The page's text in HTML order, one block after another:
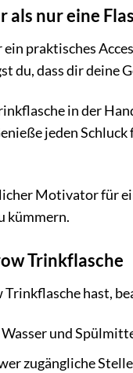
als nur eine
praktisches
du, dass dir deine
in der
jeden
Motivator für
kümmern.
Trinkflasche
hast,
und
zugängliche